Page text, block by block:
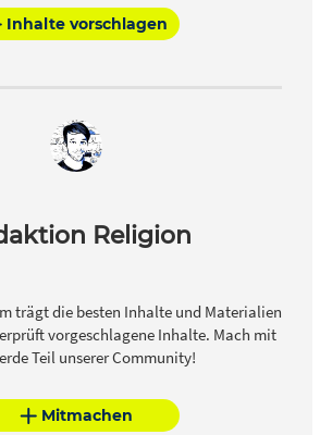
Inhalte vorschlagen
Religion
trägt die besten Inhalte und Materialien
vorgeschlagene Inhalte. Mach mit
Teil unserer Community!
Mitmachen